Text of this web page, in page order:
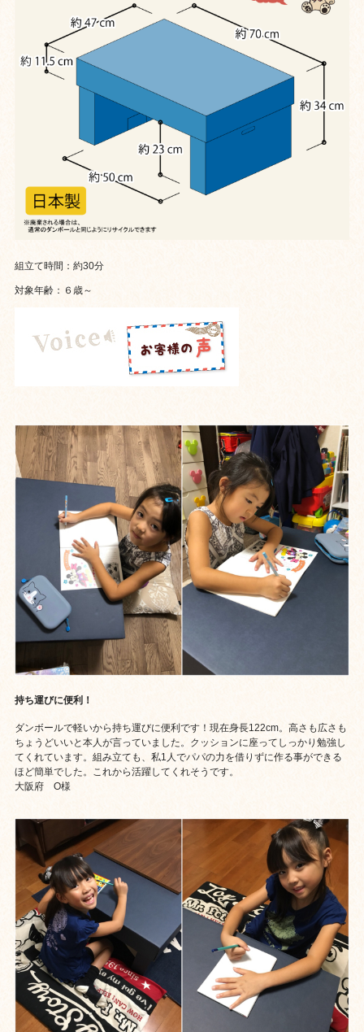
組立て時間：約30分
対象年齢：６歳～
持ち運びに便利！
ダンボールで軽いから持ち運びに便利です！現在身長122cm。高さも広さも
ちょうどいいと本人が言っていました。クッションに座ってしっかり勉強し
てくれています。組み立ても、私1人でパパの力を借りずに作る事ができる
ほど簡単でした。これから活躍してくれそうです。
大阪府 O様